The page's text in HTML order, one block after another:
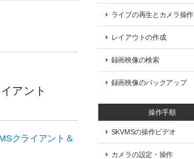
アント
クライアント＆
ライブの再生とカメラ操作
レイアウトの作成
録画映像の検索
録画映像のバックアップ
操作手順
SKVMSの操作ビデオ
カメラの設定・操作